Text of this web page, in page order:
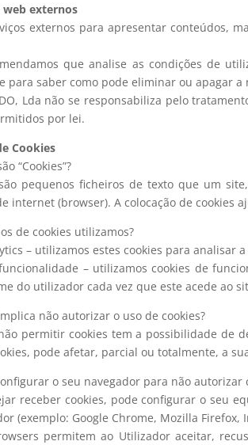
web externos
externos para apresentar conteúdos,
que analise as condições de
para saber como pode eliminar ou apagar
Lda não se responsabiliza pelo
por lei.
Cookies
“Cookies”?
pequenos ficheiros de texto que um
internet (browser). A colocação de cookies
de cookies utilizamos?
– utilizamos estes cookies para
– utilizamos cookies de
do utilizador cada vez que este acede ao
não autorizar o uso de cookies?
permitir cookies tem a possibilidade de
pode afetar, parcial ou totalmente, a
o seu navegador para não autorizar
receber cookies, pode configurar o seu
(exemplo: Google Chrome, Mozilla
permitem ao Utilizador aceitar,